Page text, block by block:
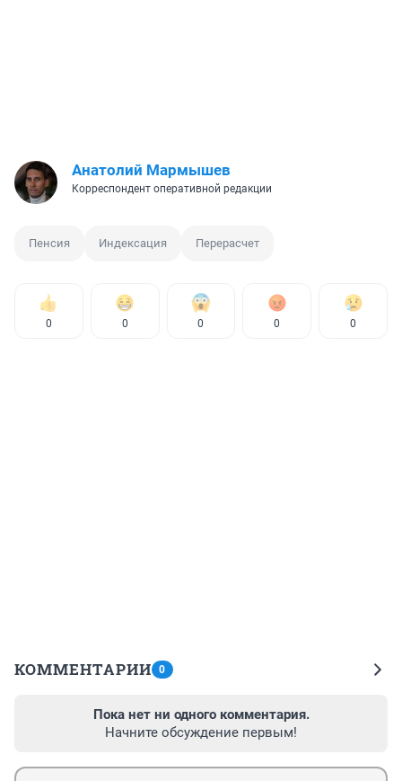
Анатолий Мармышев
Корреспондент оперативной редакции
Пенсия Индексация Перерасчет
0 0 0 0 0
КОММЕНТАРИИ 0
Пока нет ни одного комментария.
Начните обсуждение первым!